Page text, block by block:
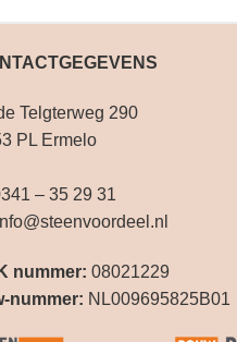
Telgterweg 290
PL Ermelo
– 35 29 31
nummer: 08021229
nummer: NL009695825B01